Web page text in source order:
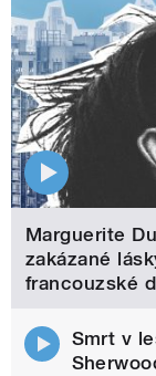
Marguerite
zakázané
francouzské
Smrt v